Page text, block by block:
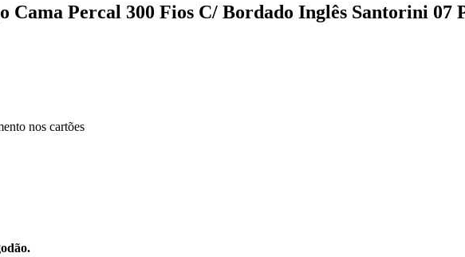
Cama Percal 300 Fios C/ Bordado Inglês Santorini 07
nos cartões